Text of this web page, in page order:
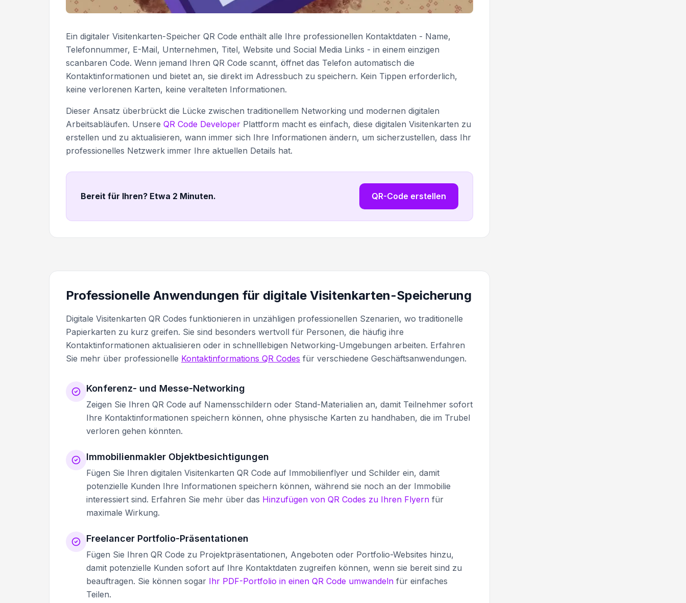
Ein digitaler Visitenkarten-Speicher QR Code enthält alle Ihre professionellen Kontaktdaten - Name,
Telefonnummer, E-Mail, Unternehmen, Titel, Website und Social Media Links - in einem einzigen
scanbaren Code. Wenn jemand Ihren QR Code scannt, öffnet das Telefon automatisch die
Kontaktinformationen und bietet an, sie direkt im Adressbuch zu speichern. Kein Tippen erforderlich,
keine verlorenen Karten, keine veralteten Informationen.
Dieser Ansatz überbrückt die Lücke zwischen traditionellem Networking und modernen digitalen
Arbeitsabläufen. Unsere QR Code Developer Plattform macht es einfach, diese digitalen Visitenkarten zu
erstellen und zu aktualisieren, wann immer sich Ihre Informationen ändern, um sicherzustellen, dass Ihr
professionelles Netzwerk immer Ihre aktuellen Details hat.
Bereit für Ihren? Etwa 2 Minuten. QR-Code erstellen
Professionelle Anwendungen für digitale Visitenkarten-Speicherung
Digitale Visitenkarten QR Codes funktionieren in unzähligen professionellen Szenarien, wo traditionelle
Papierkarten zu kurz greifen. Sie sind besonders wertvoll für Personen, die häufig ihre
Kontaktinformationen aktualisieren oder in schnelllebigen Networking-Umgebungen arbeiten. Erfahren
Sie mehr über professionelle Kontaktinformations QR Codes für verschiedene Geschäftsanwendungen.
Konferenz- und Messe-Networking
Zeigen Sie Ihren QR Code auf Namensschildern oder Stand-Materialien an, damit Teilnehmer sofort
Ihre Kontaktinformationen speichern können, ohne physische Karten zu handhaben, die im Trubel
verloren gehen könnten.
Immobilienmakler Objektbesichtigungen
Fügen Sie Ihren digitalen Visitenkarten QR Code auf Immobilienflyer und Schilder ein, damit
potenzielle Kunden Ihre Informationen speichern können, während sie noch an der Immobilie
interessiert sind. Erfahren Sie mehr über das Hinzufügen von QR Codes zu Ihren Flyern für
maximale Wirkung.
Freelancer Portfolio-Präsentationen
Fügen Sie Ihren QR Code zu Projektpräsentationen, Angeboten oder Portfolio-Websites hinzu,
damit potenzielle Kunden sofort auf Ihre Kontaktdaten zugreifen können, wenn sie bereit sind zu
beauftragen. Sie können sogar Ihr PDF-Portfolio in einen QR Code umwandeln für einfaches
Teilen.